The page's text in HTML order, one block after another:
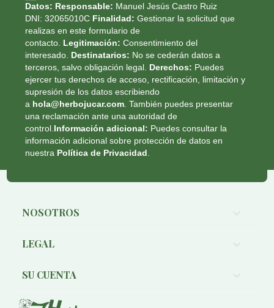
Datos: Responsable: Manuel Jesús Castro Ruiz
DNI: 32065010C Finalidad: Gestionar la solicitud que
realizas en este formulario de
contacto. Legitimación: Consentimiento del
interesado. Destinatarios: No se cederán datos a
terceros, salvo obligación legal. Derechos: Puedes
ejercer tus derechos de acceso, rectificación, limitación y
supresión de los datos escribiendo
a hola@herbojucar.com. También puedes presentar
una reclamación ante una autoridad de
control.Información adicional: Puedes consultar la
información adicional sobre protección de datos en
nuestra Política de Privacidad.
NOSOTROS
LEGAL
SU CUENTA